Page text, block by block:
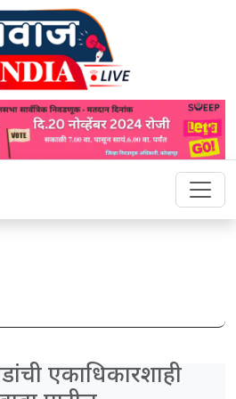
एकाधिकारशाही